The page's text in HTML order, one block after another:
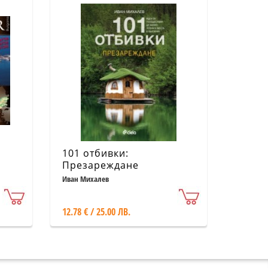
101 отбивки:
Презареждане
Иван Михалев
12.78 € / 25.00 ЛВ.